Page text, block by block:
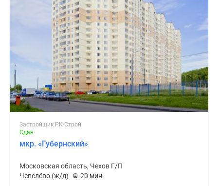
Застройщик РК-Строй
Сдан
мкр. «Губернский»
Московская область, Чехов Г/П
Чепелёво (ж/д)
20 мин.